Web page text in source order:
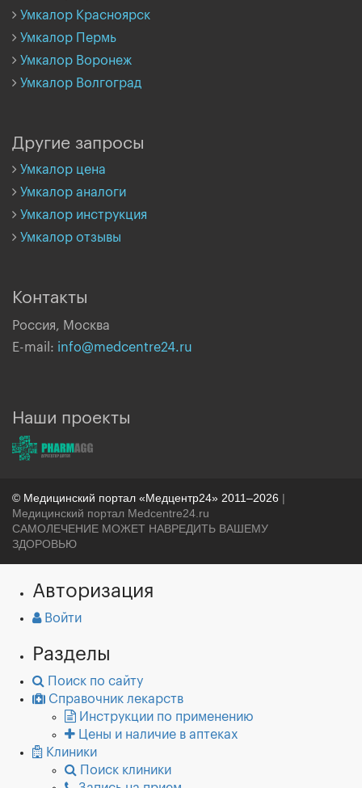
Умкалор Красноярск
Умкалор Пермь
Умкалор Воронеж
Умкалор Волгоград
Другие запросы
Умкалор цена
Умкалор аналоги
Умкалор инструкция
Умкалор отзывы
Контакты
Россия, Москва
E-mail: info@medcentre24.ru
Наши проекты
© Медицинский портал «Медцентр24» 2011–2026 |
Медицинский портал Medcentre24.ru
САМОЛЕЧЕНИЕ МОЖЕТ НАВРЕДИТЬ ВАШЕМУ
ЗДОРОВЬЮ
Авторизация
Войти
Разделы
Поиск по сайту
Справочник лекарств
Инструкции по применению
Цены и наличие в аптеках
Клиники
Поиск клиники